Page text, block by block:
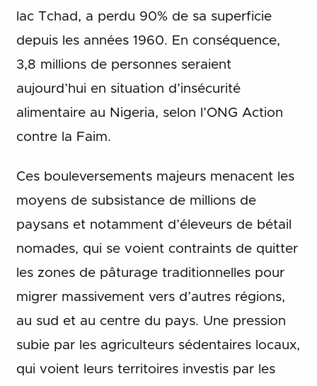
lac Tchad, a perdu 90% de sa superficie
depuis les années 1960. En conséquence,
3,8 millions de personnes seraient
aujourd’hui en situation d’insécurité
alimentaire au Nigeria, selon l’ONG Action
contre la Faim.
Ces bouleversements majeurs menacent les
moyens de subsistance de millions de
paysans et notamment d’éleveurs de bétail
nomades, qui se voient contraints de quitter
les zones de pâturage traditionnelles pour
migrer massivement vers d’autres régions,
au sud et au centre du pays. Une pression
subie par les agriculteurs sédentaires locaux,
qui voient leurs territoires investis par les